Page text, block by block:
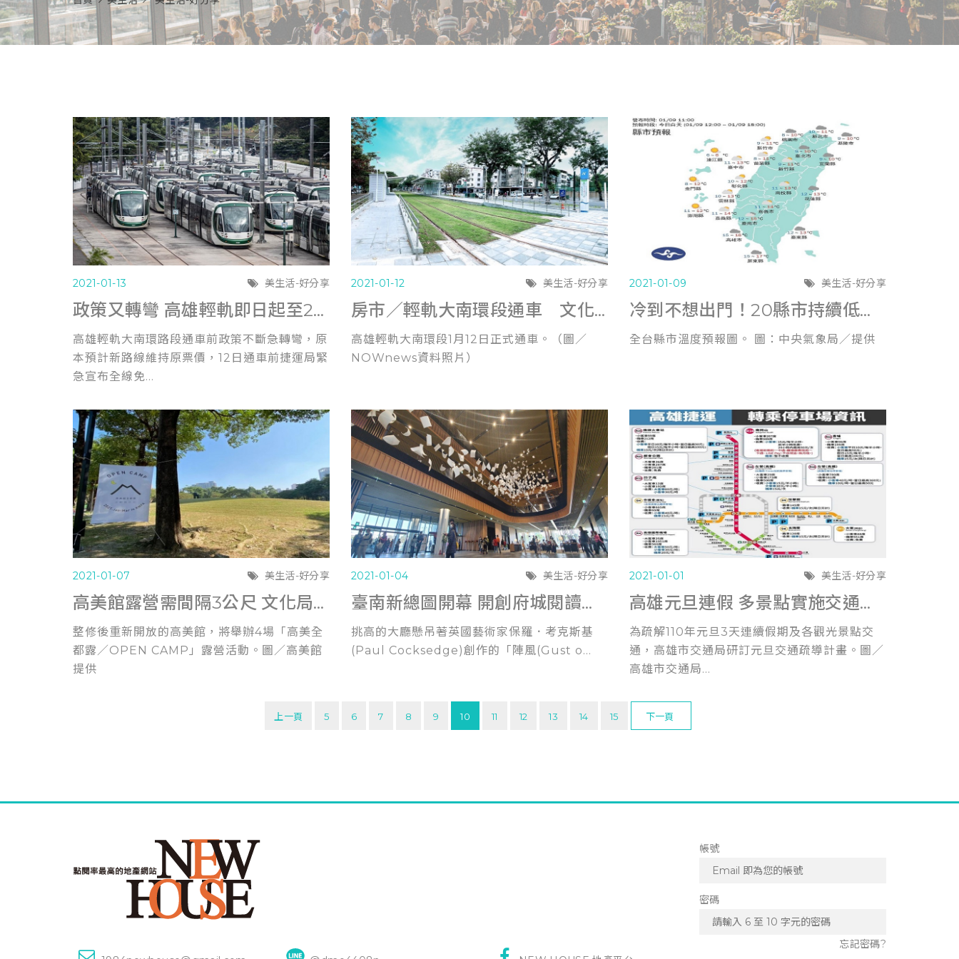
2021-01-13 美生活-好分享
政策又轉彎 高雄輕軌即日起至228全線免費 (中時0112)
高雄輕軌大南環路段通車前政策不斷急轉彎，原
本預計新路線維持原票價，12日通車前捷運局緊
急宣布全線免...
2021-01-12 美生活-好分享
房市／輕軌大南環段通車 文化中心商圈直通南高雄 (今日新聞0111)
高雄輕軌大南環段1月12日正式通車。（圖／
NOWnews資料照片）
2021-01-09 美生活-好分享
冷到不想出門！20縣市持續低溫特報 全台氣溫不到10度 (新頭殼0109)
全台縣市溫度預報圖。 圖：中央氣象局／提供
2021-01-07 美生活-好分享
高美館露營需間隔3公尺 文化局：防疫不能賭氣不能打賭 (聯合報0106)
整修後重新開放的高美館，將舉辦4場「高美全
都露／OPEN CAMP」露營活動。圖／高美館
提供
2021-01-04 美生活-好分享
臺南新總圖開幕 開創府城閱讀新世代 (經濟日報0103)
挑高的大廳懸吊著英國藝術家保羅．考克斯基
(Paul Cocksedge)創作的「陣風(Gust o...
2021-01-01 美生活-好分享
高雄元旦連假 多景點實施交通管制 (聯合報1230)
為疏解110年元旦3天連續假期及各觀光景點交
通，高雄市交通局研訂元旦交通疏導計畫。圖／
高雄市交通局...
上一頁 5 6 7 8 9 10 11 12 13 14 15 下一頁
帳號
密碼
忘記密碼?